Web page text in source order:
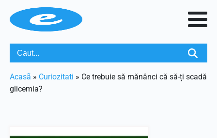
Acasã » Curiozitati » Ce trebuie să mănânci că să-ți scadă
glicemia?